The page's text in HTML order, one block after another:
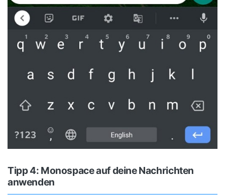
Tipp 4: Monospace auf deine Nachrichten
anwenden